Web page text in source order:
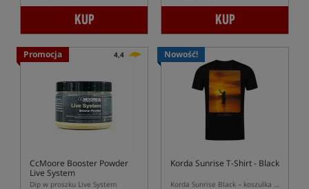
KUP KUP
Promocja 4,4
CcMoore Booster Powder
Live System
Dip w proszku Live System
Nowość!
Korda Sunrise T-Shirt - Black
Korda Sunrise Black – koszulka karpiowa Live for the Dawn